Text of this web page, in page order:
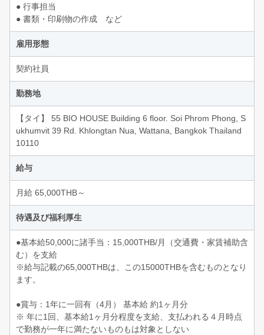
● 行事担当
● 書類・印刷物の作成 など
雇用形態
契約社員
勤務地
【タイ】 55 BIO HOUSE Building 6 floor. Soi Phrom Phong, S
ukhumvit 39 Rd. Khlongtan Nua, Wattana, Bangkok Thailand
10110
給与
月給 65,000THB～
待遇及び福利厚生
●基本給50,000に諸手当：15,000THB/月（交通費・家賃補助含
む）を支給
※給与記載の65,000THBは、この15000THBを含むものとなり
ます。
●賞与：1年に一回有（4月） 基本給 約1ヶ月分
※ 年に1回、基本給1ヶ月分程度を支給、支払われる４月時点
で勤務が一年に満たないものもは対象としない